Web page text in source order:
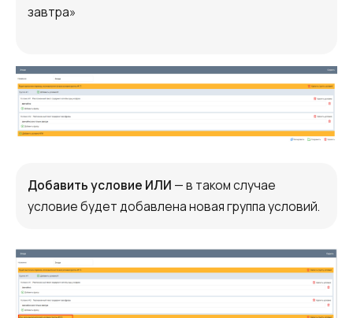
завтра»
Добавить условие ИЛИ — в таком случае
условие будет добавлена новая группа условий.